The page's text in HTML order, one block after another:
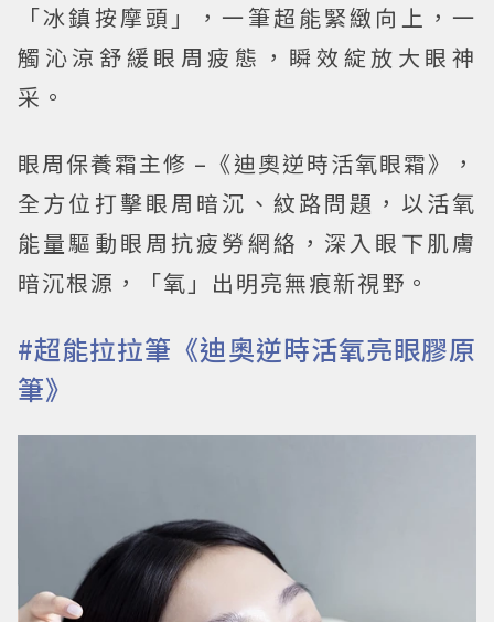
「冰鎮按摩頭」，一筆超能緊緻向上，一
觸沁涼舒緩眼周疲態，瞬效綻放大眼神
采。
眼周保養霜主修 –《迪奧逆時活氧眼霜》，
全方位打擊眼周暗沉、紋路問題，以活氧
能量驅動眼周抗疲勞網絡，深入眼下肌膚
暗沉根源，「氧」出明亮無痕新視野。
#超能拉拉筆《迪奧逆時活氧亮眼膠原
筆》